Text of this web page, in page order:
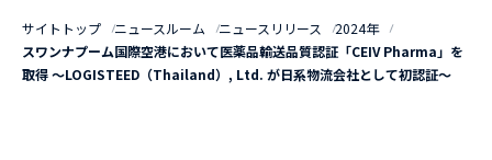
サイトトップ ニュースルーム ニュースリリース
2024年
スワンナプーム国際空港において医薬品輸送品質認証「CEIV Pharma」を
取得 ～LOGISTEED（Thailand）, Ltd. が日系物流会社として初認証～